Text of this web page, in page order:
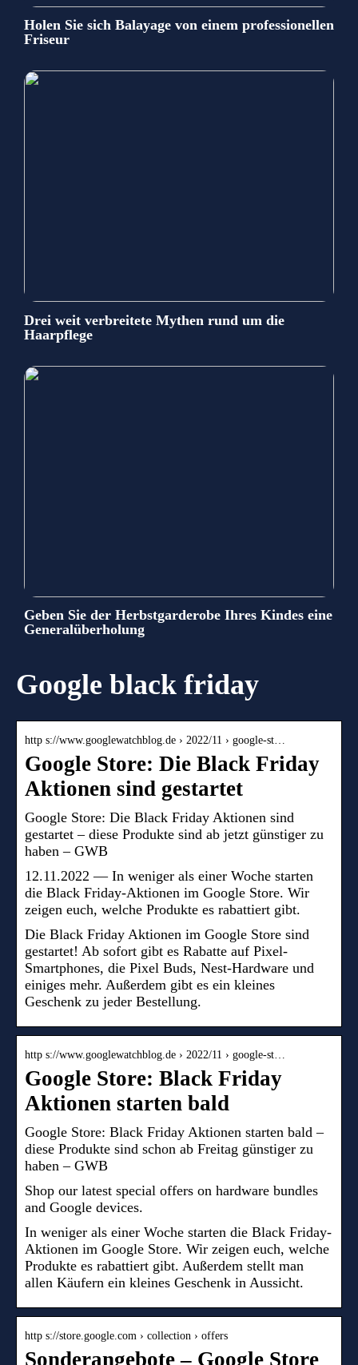
Holen Sie sich Balayage von einem professionellen
Friseur
Drei weit verbreitete Mythen rund um die
Haarpflege
Geben Sie der Herbstgarderobe Ihres Kindes eine
Generalüberholung
Google black friday
http s://www.googlewatchblog.de › 2022/11 › google-st…
Google Store: Die Black Friday
Aktionen sind gestartet
Google Store: Die Black Friday Aktionen sind
gestartet – diese Produkte sind ab jetzt günstiger zu
haben – GWB
12.11.2022 — In weniger als einer Woche starten
die Black Friday-Aktionen im Google Store. Wir
zeigen euch, welche Produkte es rabattiert gibt.
Die Black Friday Aktionen im Google Store sind
gestartet! Ab sofort gibt es Rabatte auf Pixel-
Smartphones, die Pixel Buds, Nest-Hardware und
einiges mehr. Außerdem gibt es ein kleines
Geschenk zu jeder Bestellung.
http s://www.googlewatchblog.de › 2022/11 › google-st…
Google Store: Black Friday
Aktionen starten bald
Google Store: Black Friday Aktionen starten bald –
diese Produkte sind schon ab Freitag günstiger zu
haben – GWB
Shop our latest special offers on hardware bundles
and Google devices.
In weniger als einer Woche starten die Black Friday-
Aktionen im Google Store. Wir zeigen euch, welche
Produkte es rabattiert gibt. Außerdem stellt man
allen Käufern ein kleines Geschenk in Aussicht.
http s://store.google.com › collection › offers
Sonderangebote – Google Store